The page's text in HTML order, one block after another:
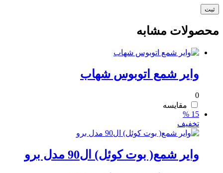
محصولات مشابه
وایر شمع اتوبوس شهاب
0
مقایسه
15 %
تخفیف
وایر شمع( بوت کوئل) ال90 مدل برو